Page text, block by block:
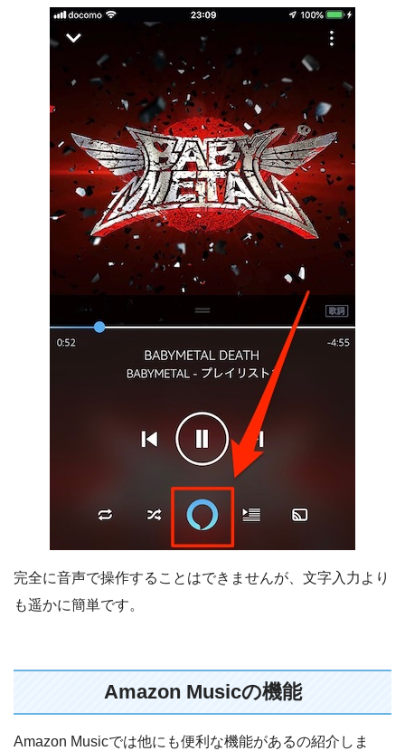
完全に音声で操作することはできませんが、文字入力より
も遥かに簡単です。
Amazon Musicの機能
Amazon Musicでは他にも便利な機能があるの紹介しま